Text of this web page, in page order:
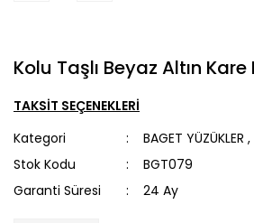
Kolu Taşlı Beyaz Altın
TAKSİT SEÇENEKLERİ
Kategori
BAGET YÜZÜKLER ,
Stok Kodu
BGT079
Garanti Süresi
24 Ay